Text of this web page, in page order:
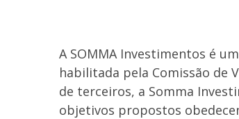
A SOMMA Investimentos é
habilitada pela Comissão de
de terceiros, a Somma
objetivos propostos